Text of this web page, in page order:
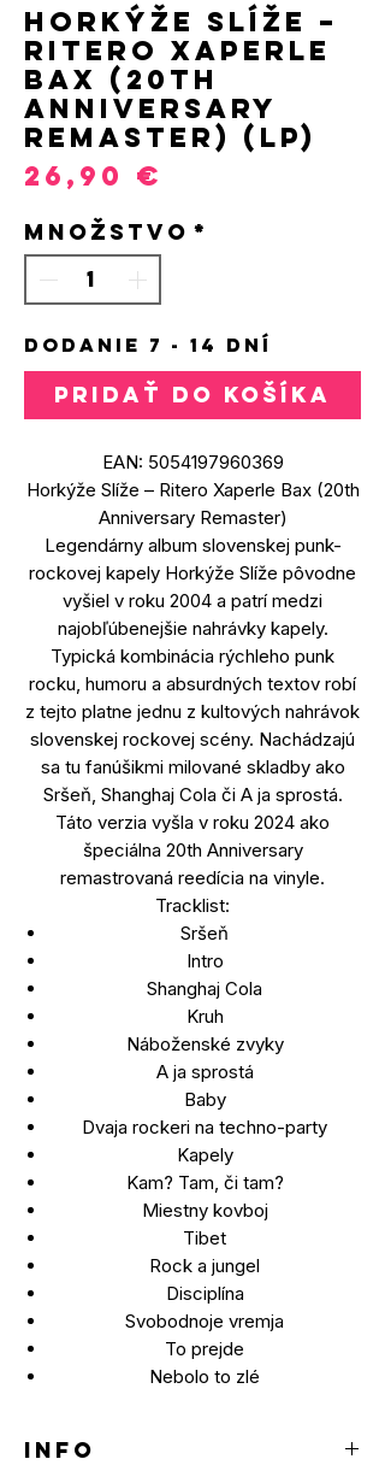
Horkýže Slíže –
Ritero Xaperle
Bax (20th
Anniversary
Remaster) (LP)
26,90 €
Množstvo *
DODANIE 7 - 14 DNÍ
PRIDAŤ DO KOŠÍKA
EAN: 5054197960369
Horkýže Slíže – Ritero Xaperle Bax (20th
Anniversary Remaster)
Legendárny album slovenskej punk-
rockovej kapely Horkýže Slíže pôvodne
vyšiel v roku 2004 a patrí medzi
najobľúbenejšie nahrávky kapely.
Typická kombinácia rýchleho punk
rocku, humoru a absurdných textov robí
z tejto platne jednu z kultových nahrávok
slovenskej rockovej scény. Nachádzajú
sa tu fanúšikmi milované skladby ako
Sršeň, Shanghaj Cola či A ja sprostá.
Táto verzia vyšla v roku 2024 ako
špeciálna 20th Anniversary
remastrovaná reedícia na vinyle.
Tracklist:
Sršeň
Intro
Shanghaj Cola
Kruh
Náboženské zvyky
A ja sprostá
Baby
Dvaja rockeri na techno-party
Kapely
Kam? Tam, či tam?
Miestny kovboj
Tibet
Rock a jungel
Disciplína
Svobodnoje vremja
To prejde
Nebolo to zlé
INFO